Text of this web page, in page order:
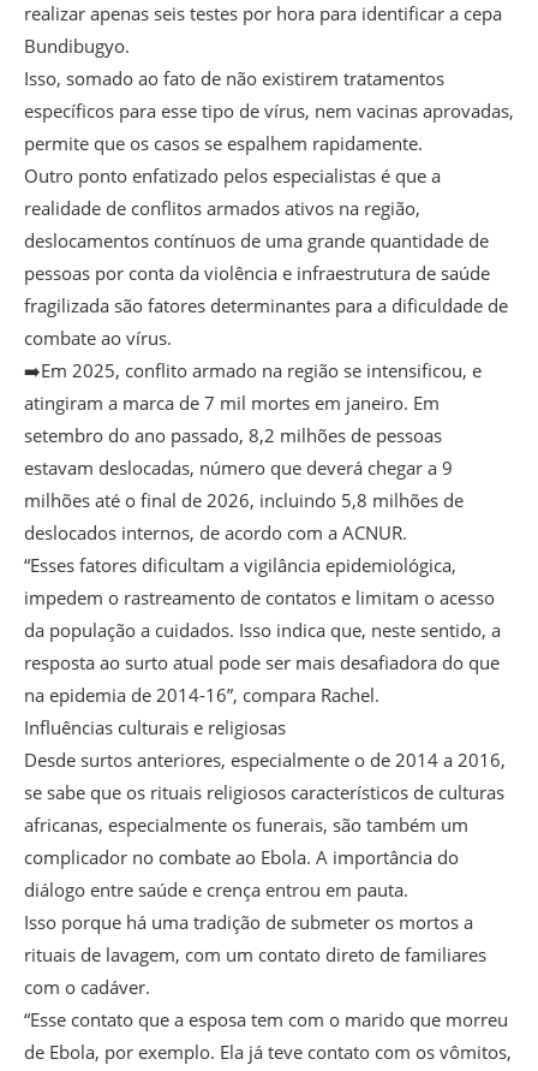
realizar apenas seis testes por hora para identificar a cepa
Bundibugyo.
Isso, somado ao fato de não existirem tratamentos
específicos para esse tipo de vírus, nem vacinas aprovadas,
permite que os casos se espalhem rapidamente.
Outro ponto enfatizado pelos especialistas é que a
realidade de conflitos armados ativos na região,
deslocamentos contínuos de uma grande quantidade de
pessoas por conta da violência e infraestrutura de saúde
fragilizada são fatores determinantes para a dificuldade de
combate ao vírus.
➡️Em 2025, conflito armado na região se intensificou, e
atingiram a marca de 7 mil mortes em janeiro. Em
setembro do ano passado, 8,2 milhões de pessoas
estavam deslocadas, número que deverá chegar a 9
milhões até o final de 2026, incluindo 5,8 milhões de
deslocados internos, de acordo com a ACNUR.
“Esses fatores dificultam a vigilância epidemiológica,
impedem o rastreamento de contatos e limitam o acesso
da população a cuidados. Isso indica que, neste sentido, a
resposta ao surto atual pode ser mais desafiadora do que
na epidemia de 2014-16”, compara Rachel.
Influências culturais e religiosas
Desde surtos anteriores, especialmente o de 2014 a 2016,
se sabe que os rituais religiosos característicos de culturas
africanas, especialmente os funerais, são também um
complicador no combate ao Ebola. A importância do
diálogo entre saúde e crença entrou em pauta.
Isso porque há uma tradição de submeter os mortos a
rituais de lavagem, com um contato direto de familiares
com o cadáver.
“Esse contato que a esposa tem com o marido que morreu
de Ebola, por exemplo. Ela já teve contato com os vômitos,